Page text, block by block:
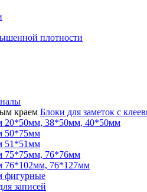
плотности
Блоки для заметок с
20*50мм, 38*50мм, 40*50мм
50*75мм
51*51мм
75*75мм, 76*76мм
76*102мм, 76*127мм
фигурные
записей